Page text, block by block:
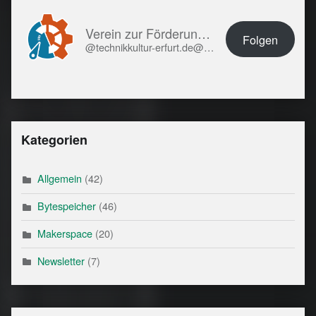
Verein zur Förderung von Technikkultur in Erfurt e.V.
@technikkultur-erfurt.de@technikkultur-erfurt.de Folgen
Kategorien
Allgemein (42)
Bytespeicher(46)
Makerspace(20)
Newsletter(7)